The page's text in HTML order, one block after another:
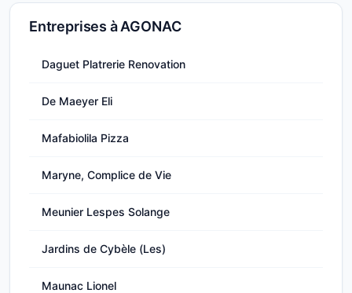
Entreprises à AGONAC
Daguet Platrerie Renovation
De Maeyer Eli
Mafabiolila Pizza
Maryne, Complice de Vie
Meunier Lespes Solange
Jardins de Cybèle (Les)
Maunac Lionel